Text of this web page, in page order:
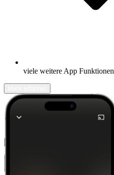
viele weitere App Funktionen